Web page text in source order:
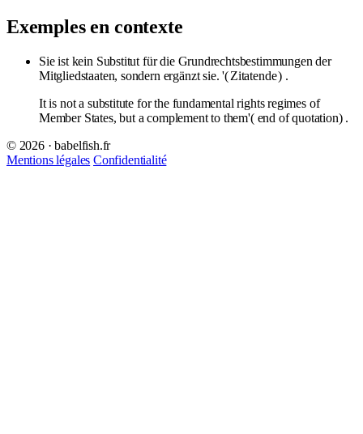
Exemples en contexte
Sie ist kein Substitut für die Grundrechtsbestimmungen der
Mitgliedstaaten, sondern ergänzt sie. '(Zitatende) .
It is not a substitute for the fundamental rights regimes of
Member States, but a complement to them'( end of quotation) .
© 2026 · babelfish.fr
Mentions légales Confidentialité